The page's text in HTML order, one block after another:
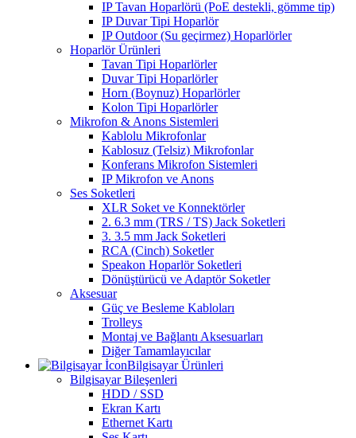
IP Tavan Hoparlörü (PoE destekli, gömme tip)
IP Duvar Tipi Hoparlör
IP Outdoor (Su geçirmez) Hoparlörler
Hoparlör Ürünleri
Tavan Tipi Hoparlörler
Duvar Tipi Hoparlörler
Horn (Boynuz) Hoparlörler
Kolon Tipi Hoparlörler
Mikrofon & Anons Sistemleri
Kablolu Mikrofonlar
Kablosuz (Telsiz) Mikrofonlar
Konferans Mikrofon Sistemleri
IP Mikrofon ve Anons
Ses Soketleri
XLR Soket ve Konnektörler
2. 6.3 mm (TRS / TS) Jack Soketleri
3. 3.5 mm Jack Soketleri
RCA (Cinch) Soketler
Speakon Hoparlör Soketleri
Dönüştürücü ve Adaptör Soketler
Aksesuar
Güç ve Besleme Kabloları
Trolleys
Montaj ve Bağlantı Aksesuarları
Diğer Tamamlayıcılar
Bilgisayar Ürünleri
Bilgisayar Bileşenleri
HDD / SSD
Ekran Kartı
Ethernet Kartı